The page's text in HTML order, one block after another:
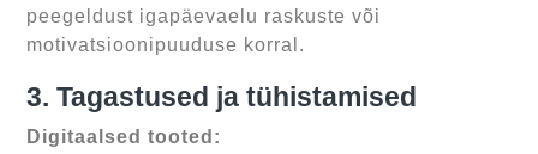
peegeldust igapäevaelu raskuste või
motivatsioonipuuduse korral.
3. Tagastused ja tühistamised
Digitaalsed tooted: